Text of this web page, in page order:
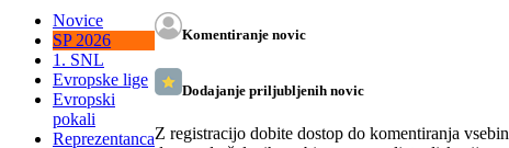
Novice
SP 2026
1. SNL
Evropske lige
Evropski
pokali
Reprezentanca
Komentiranje novic
Dodajanje priljubljenih novic
Z registracijo dobite dostop do komentiranja